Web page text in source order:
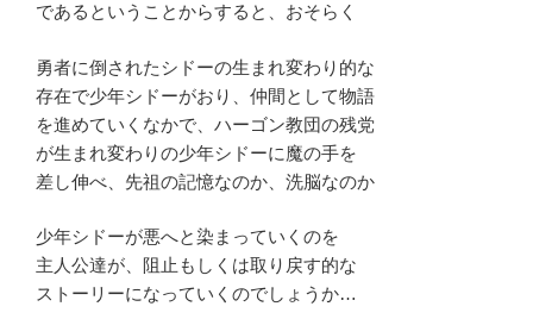
であるということからすると、おそらく
勇者に倒されたシドーの生まれ変わり的な
存在で少年シドーがおり、仲間として物語
を進めていくなかで、ハーゴン教団の残党
が生まれ変わりの少年シドーに魔の手を
差し伸べ、先祖の記憶なのか、洗脳なのか
少年シドーが悪へと染まっていくのを
主人公達が、阻止もしくは取り戻す的な
ストーリーになっていくのでしょうか…